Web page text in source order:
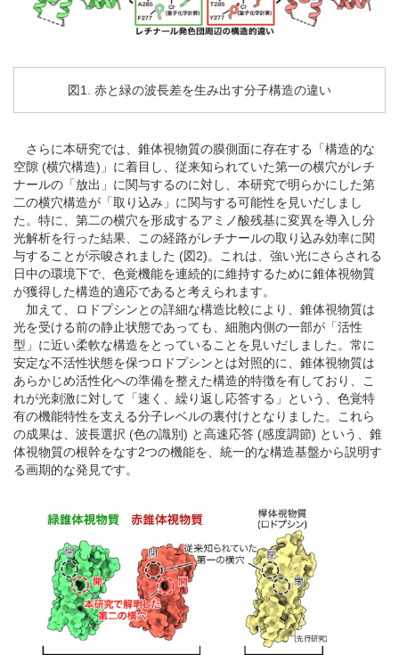
図1. 赤と緑の波長差を生み出す分子構造の違い
さらに本研究では、錐体視物質の膜側面に存在する「構造的な
空隙 (横穴構造)」に着目し、従来知られていた第一の横穴がレチ
ナールの「放出」に関与するのに対し、本研究で明らかにした第
二の横穴構造が「取り込み」に関与する可能性を見いだしまし
た。特に、第二の横穴を形成するアミノ酸残基に変異を導入し分
光解析を行った結果、この経路がレチナールの取り込み効率に関
与することが示唆されました (図2)。これは、強い光にさらされる
日中の環境下で、色覚機能を連続的に維持するために錐体視物質
が獲得した構造的適応であると考えられます。
加えて、ロドプシンとの詳細な構造比較により、錐体視物質は
光を受ける前の静止状態であっても、細胞内側の一部が「活性
型」に近い柔軟な構造をとっていることを見いだしました。常に
安定な不活性状態を保つロドプシンとは対照的に、錐体視物質は
あらかじめ活性化への準備を整えた構造的特徴を有しており、こ
れが光刺激に対して「速く、繰り返し応答する」という、色覚特
有の機能特性を支える分子レベルの裏付けとなりました。これら
の成果は、波長選択 (色の識別) と高速応答 (感度調節) という、錐
体視物質の根幹をなす2つの機能を、統一的な構造基盤から説明す
る画期的な発見です。